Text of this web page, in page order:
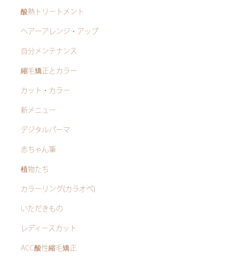
酸熱トリートメント
ヘアーアレンジ・アップ
自分メンテナンス
縮毛矯正とカラー
カット・カラー
新メニュー
デジタルパーマ
赤ちゃん筆
植物たち
カラーリング(カラオペ)
いただきもの
レディースカット
ACC酸性縮毛矯正